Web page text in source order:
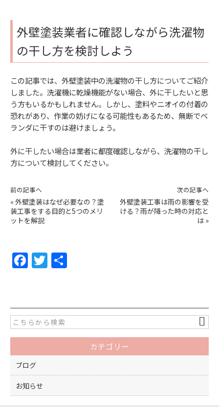
外壁塗装業者に確認しながら洗濯物
の干し方を検討しよう
この記事では、外壁塗装中の洗濯物の干し方についてご紹介
しました。洗濯機に乾燥機能がない場合、外に干したいと思
う方もいるかもしれません。しかし、塗料やニオイの付着の
恐れがあり、作業の妨げになる可能性もあるため、無断でベ
ランダに干すのは避けましょう。
外に干したい場合は業者に都度確認しながら、洗濯物の干し
方について検討してください。
前の記事へ
« 外壁塗装はなぜ必要なの？塗
装工事をする目的と5つのメリ
ットを解説
次の記事へ
外壁塗装工事は雨の影響を受
ける？雨が降った時の対応と
は »
F
a
e
b
o
o
k
T
w
er
カテゴリー
ブログ
お知らせ